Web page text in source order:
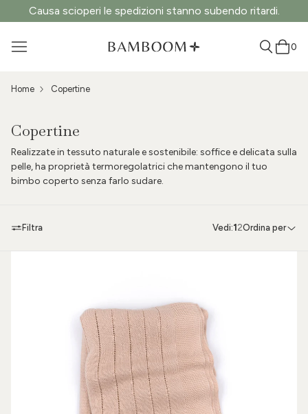
Causa scioperi le spedizioni stanno subendo ritardi.
0
Home Copertine
Copertine
Realizzate in tessuto naturale e sostenibile: soffice e delicata sulla
pelle, ha proprietà termoregolatrici che mantengono il tuo
bimbo coperto senza farlo sudare.
Filtra Vedi:1 2Ordina per